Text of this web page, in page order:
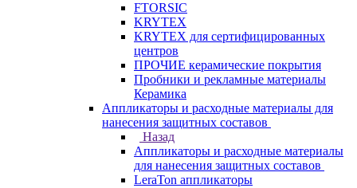
FTORSIC
KRYTEX
KRYTEX для сертифицированных
центров
ПРОЧИЕ керамические покрытия
Пробники и рекламные материалы
Керамика
Аппликаторы и расходные материалы для
нанесения защитных составов
Назад
Аппликаторы и расходные материалы
для нанесения защитных составов
LeraTon аппликаторы